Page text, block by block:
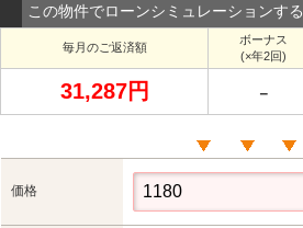
この物件でローンシミュレーションする
毎月のご返済額
ボーナス
(×年2回)
31,287円 －
価格